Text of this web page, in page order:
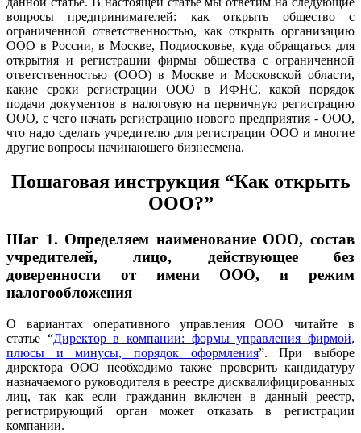
вопросы предпринимателей: как открыть общество с
ограниченной ответственностью, как открыть организацию
ООО в России, в Москве, Подмосковье, куда обращаться для
открытия и регистрации фирмы общества с ограниченной
ответственностью (ООО) в Москве и Московской области,
какие сроки регистрации ООО в ИФНС, какой порядок
подачи документов в налоговую на первичную регистрацию
ООО, с чего начать регистрацию нового предприятия - ООО,
что надо сделать учредителю для регистрации ООО и многие
другие вопросы начинающего бизнесмена.
Пошаговая инструкция “Как открыть
ООО?”
Шаг 1. Определяем наименование ООО, состав
учредителей, лицо, действующее без
доверенности от имени ООО, и режим
налогообложения
О вариантах оперативного управления ООО читайте в
статье “Директор в компании: формы управления фирмой,
плюсы и минусы, порядок оформления”.При выборе
директора ООО необходимо также проверить кандидатуру
назначаемого руководителя в реестре дисквалифицированных
лиц, так как если гражданин включен в данный реестр,
регистрирующий орган может отказать в регистрации
компании.